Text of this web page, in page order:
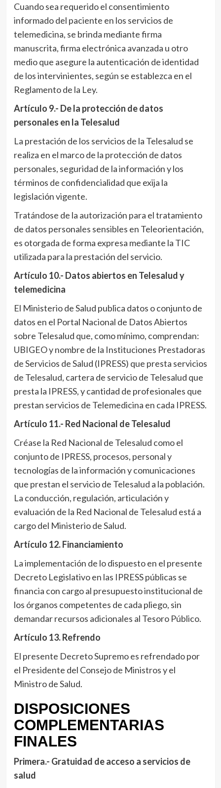
Cuando sea requerido el consentimiento
informado del paciente en los servicios de
telemedicina, se brinda mediante firma
manuscrita, firma electrónica avanzada u otro
medio que asegure la autenticación de identidad
de los intervinientes, según se establezca en el
Reglamento de la Ley.
Artículo 9.- De la protección de datos
personales en la Telesalud
La prestación de los servicios de la Telesalud se
realiza en el marco de la protección de datos
personales, seguridad de la información y los
términos de confidencialidad que exija la
legislación vigente.
Tratándose de la autorización para el tratamiento
de datos personales sensibles en Teleorientación,
es otorgada de forma expresa mediante la TIC
utilizada para la prestación del servicio.
Artículo 10.- Datos abiertos en Telesalud y
telemedicina
El Ministerio de Salud publica datos o conjunto de
datos en el Portal Nacional de Datos Abiertos
sobre Telesalud que, como mínimo, comprendan:
UBIGEO y nombre de la Instituciones Prestadoras
de Servicios de Salud (IPRESS) que presta servicios
de Telesalud, cartera de servicio de Telesalud que
presta la IPRESS, y cantidad de profesionales que
prestan servicios de Telemedicina en cada IPRESS.
Artículo 11.- Red Nacional de Telesalud
Créase la Red Nacional de Telesalud como el
conjunto de IPRESS, procesos, personal y
tecnologías de la información y comunicaciones
que prestan el servicio de Telesalud a la población.
La conducción, regulación, articulación y
evaluación de la Red Nacional de Telesalud está a
cargo del Ministerio de Salud.
Artículo 12. Financiamiento
La implementación de lo dispuesto en el presente
Decreto Legislativo en las IPRESS públicas se
financia con cargo al presupuesto institucional de
los órganos competentes de cada pliego, sin
demandar recursos adicionales al Tesoro Público.
Artículo 13. Refrendo
El presente Decreto Supremo es refrendado por
el Presidente del Consejo de Ministros y el
Ministro de Salud.
DISPOSICIONES
COMPLEMENTARIAS
FINALES
Primera.- Gratuidad de acceso a servicios de
salud